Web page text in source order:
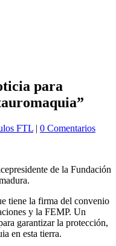
para
FTL | 0 Comentarios
de la Fundación
tiene la firma del convenio
y la FEMP. Un
garantizar la protección,
en esta tierra.